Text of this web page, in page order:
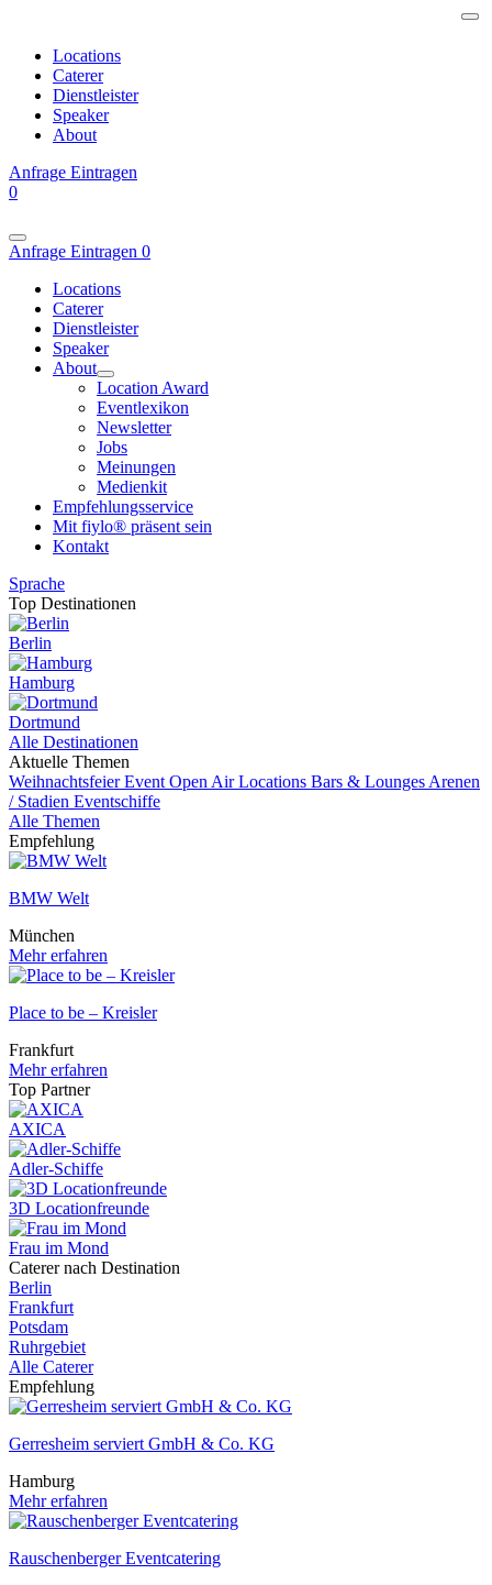
Locations
Caterer
Dienstleister
Speaker
About
Anfrage Eintragen
0
Anfrage Eintragen 0
Locations
Caterer
Dienstleister
Speaker
About
Location Award
Eventlexikon
Newsletter
Jobs
Meinungen
Medienkit
Empfehlungsservice
Mit fiylo® präsent sein
Kontakt
Sprache
Top Destinationen
Berlin
Hamburg
Dortmund
Alle Destinationen
Aktuelle Themen
WeihnachtsfeierEvent Open Air Locations Bars & Lounges Arenen
/ Stadien Eventschiffe
Alle Themen
Empfehlung
BMW Welt
München
Mehr erfahren
Place to be – Kreisler
Frankfurt
Mehr erfahren
Top Partner
AXICA
Adler-Schiffe
3D Locationfreunde
Frau im Mond
Caterer nach Destination
Berlin
Frankfurt
Potsdam
Ruhrgebiet
Alle Caterer
Empfehlung
Gerresheim serviert GmbH & Co. KG
Hamburg
Mehr erfahren
Rauschenberger Eventcatering